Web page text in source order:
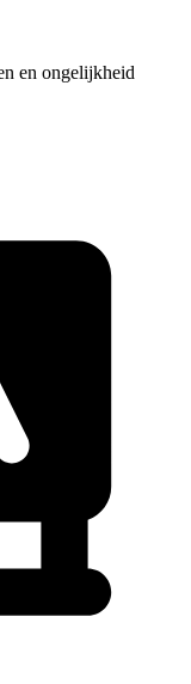
en ongelijkheid